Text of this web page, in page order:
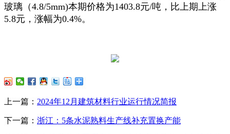
玻璃（4.8/5mm)本期价格为1403.8元/吨，比上期上涨
5.8元，涨幅为0.4%。
上一篇： 2024年12月建筑材料行业运行情况简报
下一篇： 浙江：5条水泥熟料生产线补充置换产能